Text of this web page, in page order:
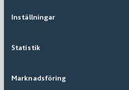
Inställningar
Statistik
Marknadsföring